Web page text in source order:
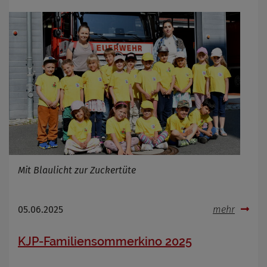
Mit Blaulicht zur Zuckertüte
05.06.2025 mehr
KJP-Familiensommerkino 2025
Cookie Laufzeit
Infos schließen